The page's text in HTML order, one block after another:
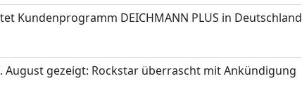
Kundenprogramm DEICHMANN PLUS in Deutschland
August gezeigt: Rockstar überrascht mit Ankündigung